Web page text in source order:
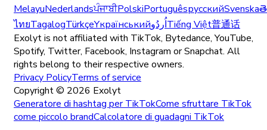
MelayuNederlandsਪੰਜਾਬੀPolskiPortuguêsрусскийSvenska
ไทยTagalogTürkçeYкраїнськийاُردُوTiếng Việt普通话
Exolyt is not affiliated with TikTok, Bytedance, YouTube,
Spotify, Twitter, Facebook, Instagram or Snapchat. All
rights belong to their respective owners.
Privacy PolicyTerms of service
Copyright © 2026 Exolyt
Generatore di hashtag per TikTokCome sfruttare TikTok
come piccolo brandCalcolatore di guadagni TikTok